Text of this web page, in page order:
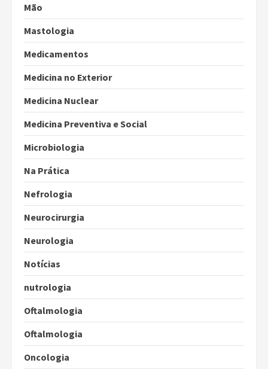
Mão
Mastologia
Medicamentos
Medicina no Exterior
Medicina Nuclear
Medicina Preventiva e Social
Microbiologia
Na Prática
Nefrologia
Neurocirurgia
Neurologia
Notícias
nutrologia
Oftalmologia
Oftalmologia
Oncologia